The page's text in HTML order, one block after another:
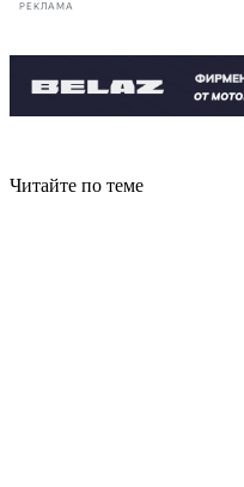
РЕКЛАМА
Читайте по теме